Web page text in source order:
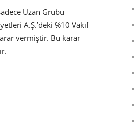
Uzan Grubu
A.Ş.’deki %10 Vakıf
vermiştir. Bu karar